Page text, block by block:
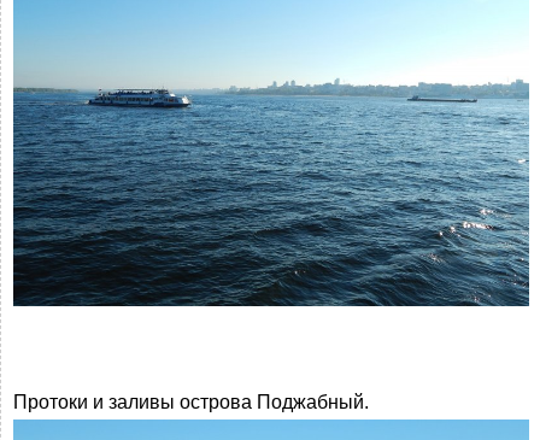
Протоки и заливы острова Поджабный.